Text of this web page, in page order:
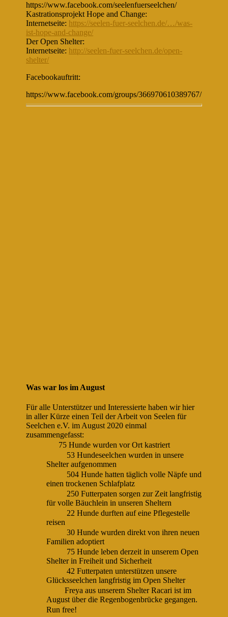
https://www.facebook.com/seelenfuerseelchen/
Kastrationsprojekt Hope and Change:
Internetseite: https://seelen-fuer-seelchen.de/…/was-
ist-hope-and-change/
Der Open Shelter:
Internetseite: http://seelen-fuer-seelchen.de/open-
shelter/
Facebookauftritt:
https://www.facebook.com/groups/366970610389767/
Was war los im August
Für alle Unterstützer und Interessierte haben wir hier
in aller Kürze einen Teil der Arbeit von Seelen für
Seelchen e.V. im August 2020 einmal
zusammengefasst:
75 Hunde wurden vor Ort kastriert
53 Hundeseelchen wurden in unsere
Shelter aufgenommen
504 Hunde hatten täglich volle Näpfe und
einen trockenen Schlafplatz
250 Futterpaten sorgen zur Zeit langfristig
für volle Bäuchlein in unseren Sheltern
22 Hunde durften auf eine Pflegestelle
reisen
30 Hunde wurden direkt von ihren neuen
Familien adoptiert
75 Hunde leben derzeit in unserem Open
Shelter in Freiheit und Sicherheit
42 Futterpaten unterstützen unsere
Glücksseelchen langfristig im Open Shelter
Freya aus unserem Shelter Racari ist im
August über die Regenbogenbrücke gegangen.
Run free!